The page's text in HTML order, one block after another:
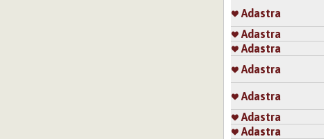
Adastra
Adastra
Adastra
Adastra
Adastra
Adastra
Adastra